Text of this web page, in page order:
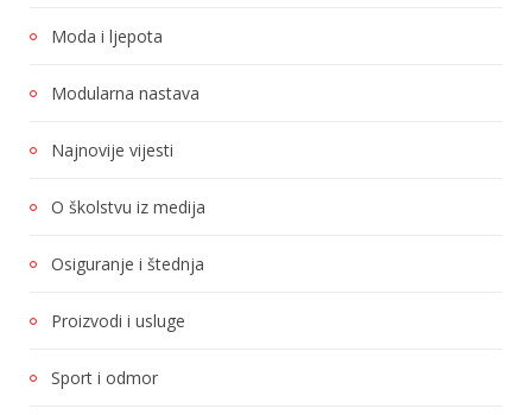
Moda i ljepota
Modularna nastava
Najnovije vijesti
O školstvu iz medija
Osiguranje i štednja
Proizvodi i usluge
Sport i odmor